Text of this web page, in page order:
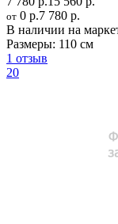
от 0 р.7 780 р.
В наличии на
Размеры: 110 см
1 отзыв
20